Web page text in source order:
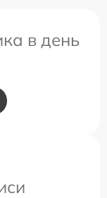
в день